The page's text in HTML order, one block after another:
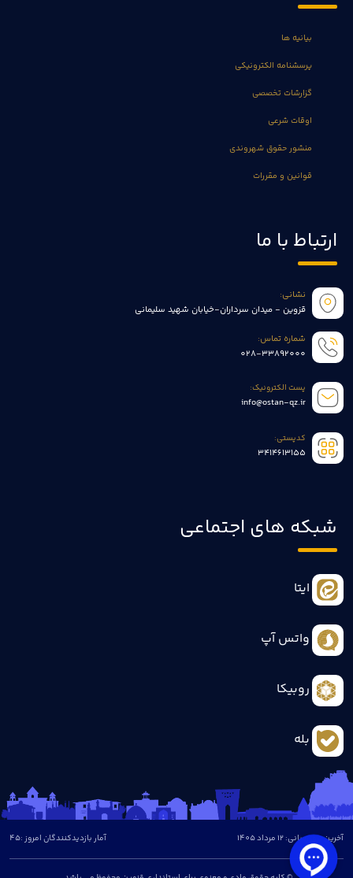
بیانیه ها
پرسشنامه الکترونیکی
گزارشات تخصصی
اوقات شرعی
منشور حقوق شهروندی
قوانین و مقررات
ارتباط با ما
نشانی:
قزوین - میدان سرداران-خیابان شهید سلیمانی
شماره تماس:
028-33892000
پست الکترونیک:
info@ostan-qz.ir
کدپستی:
3414613155
شبکه های اجتماعی
ایتا
واتس آپ
روبیکا
بله
آخرین بروزرسانی: 12 مرداد 1405 آمار بازدیدکنندگان امروز :45